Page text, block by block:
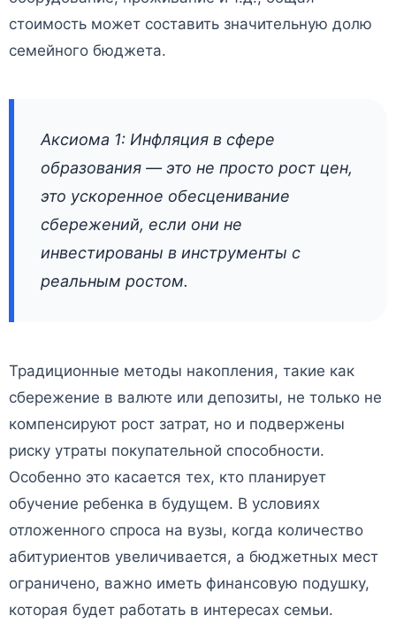
стоимость может составить значительную долю
семейного бюджета.
Аксиома 1: Инфляция в сфере
образования — это не просто рост цен,
это ускоренное обесценивание
сбережений, если они не
инвестированы в инструменты с
реальным ростом.
Традиционные методы накопления, такие как
сбережение в валюте или депозиты, не только не
компенсируют рост затрат, но и подвержены
риску утраты покупательной способности.
Особенно это касается тех, кто планирует
обучение ребенка в будущем. В условиях
отложенного спроса на вузы, когда количество
абитуриентов увеличивается, а бюджетных мест
ограничено, важно иметь финансовую подушку,
которая будет работать в интересах семьи.